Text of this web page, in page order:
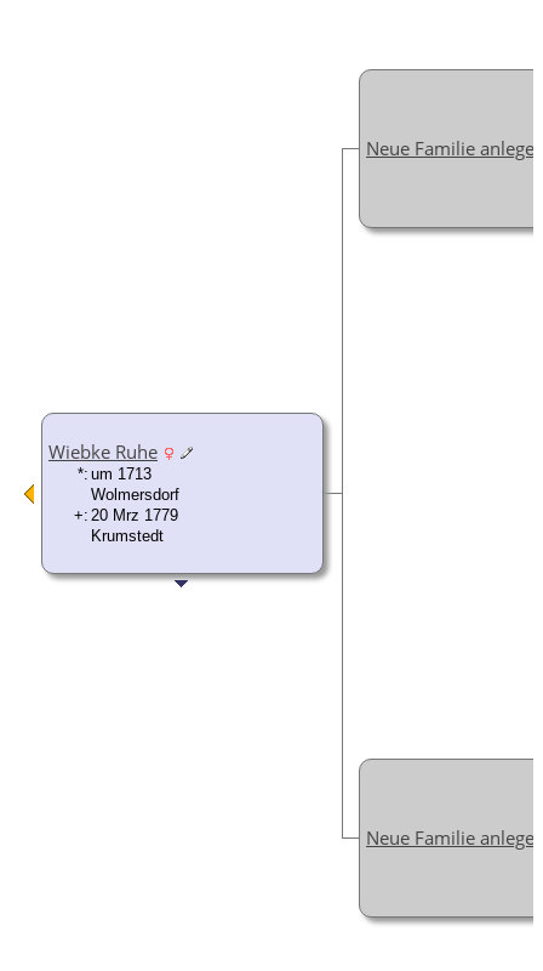
Wiebke Ruhe
*: um 1713
Wolmersdorf
+: 20 Mrz 1779
Krumstedt
Neue Familie
Neue Familie